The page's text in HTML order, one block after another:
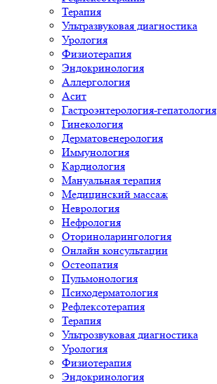
Терапия
Ультразвуковая диагностика
Урология
Физиотерапия
Эндокринология
Аллергология
Асит
Гастроэнтерология-гепатология
Гинекология
Дерматовенерология
Иммунология
Кардиология
Мануальная терапия
Медицинский массаж
Неврология
Нефрология
Оториноларингология
Онлайн консультации
Остеопатия
Пульмонология
Психодерматология
Рефлексотерапия
Терапия
Ультрозвуковая диагностика
Урология
Физиотерапия
Эндокринология